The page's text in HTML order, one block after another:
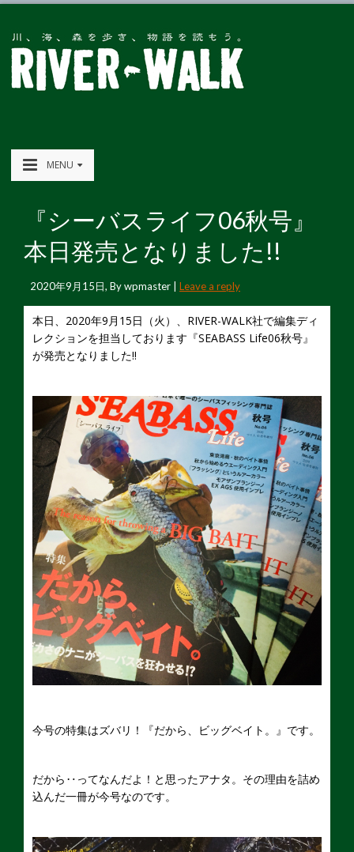
MENU
『シーバスライフ06秋号』
本日発売となりました!!
2020年9月15日, Bywpmaster Leave a reply
本日、2020年9月15日（火）、RIVER-WALK社で編集ディ
レクションを担当しております『SEABASS Life06秋号』
が発売となりました!!
今号の特集はズバリ！『だから、ビッグベイト。』です。
だから‥ってなんだよ！と思ったアナタ。その理由を詰め
込んだ一冊が今号なのです。